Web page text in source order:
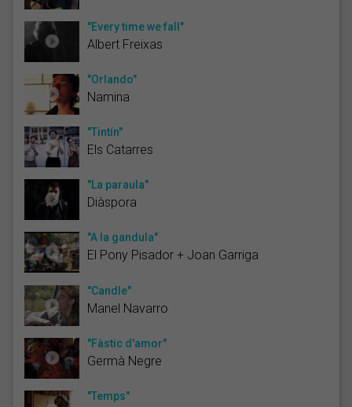
"Every time we fall"
Albert Freixas
"Orlando"
Namina
"Tintín"
Els Catarres
"La paraula"
Diàspora
"A la gandula"
El Pony Pisador + Joan Garriga
"Candle"
Manel Navarro
"Fàstic d'amor"
Germà Negre
"Temps"